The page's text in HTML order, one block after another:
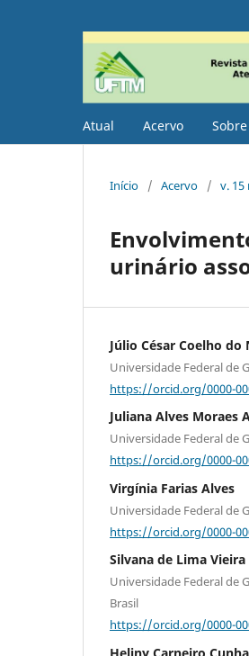
Atual Acervo Sobre
Início / Acervo / v. 15
urinário
Júlio César Coelho do
Universidade Federal de
https://orcid.org/0000-
Juliana Alves Moraes
Universidade Federal de
https://orcid.org/0000-
Virgínia Farias Alves
Universidade Federal de
https://orcid.org/0000-
Silvana de Lima
Universidade Federal de
Brasil
https://orcid.org/0000-